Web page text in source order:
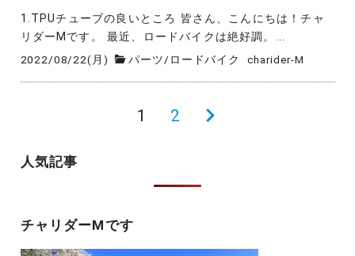
1.TPUチューブの良いところ 皆さん、こんにちは！チャ
リダーMです。 最近、ロードバイクは絶好調。...
2022/08/22(月) パーツ/ ロードバイク charider-M
の
ー
1 2
次
人気記事
チャリダーMです